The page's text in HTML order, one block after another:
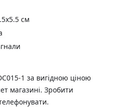
см
1 за вигідною ціною
магазині. Зробити